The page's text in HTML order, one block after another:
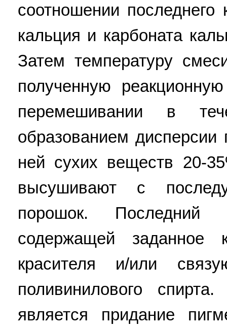
соотношении
кальция и карбоната
Затем температуру
полученную
перемешивании в
образованием
ней сухих веществ 20-
высушивают с
порошок. Последний
содержащей заданное
красителя и/или
поливинилового
является придание